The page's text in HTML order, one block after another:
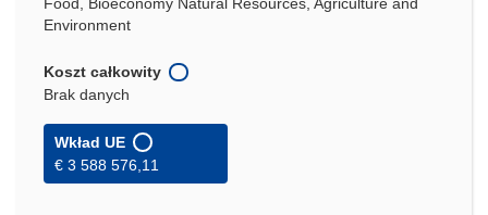
Environment
Koszt całkowity
Brak danych
Wkład UE
€ 3 588 576,11